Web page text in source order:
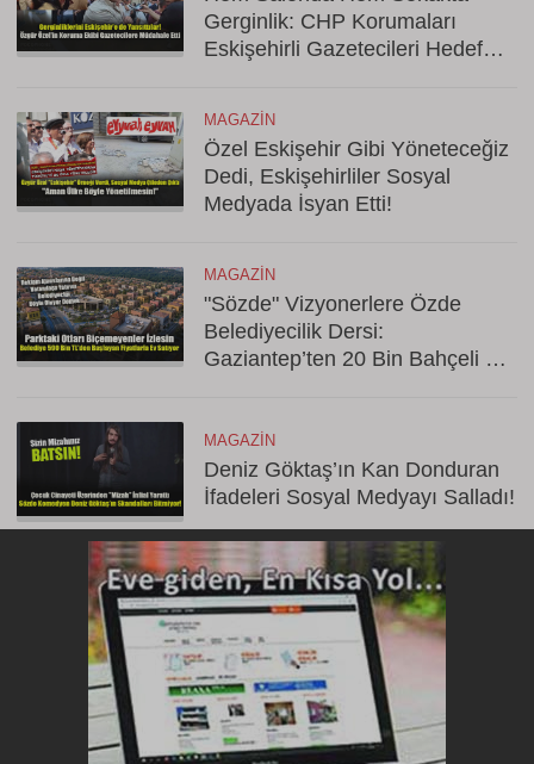
Gerginlik: CHP Korumaları
Eskişehirli Gazetecileri Hedef
MAGAZIN
Özel Eskişehir Gibi Yöneteceğiz
Dedi, Eskişehirliler Sosyal
Medyada İsyan Etti!
MAGAZIN
"Sözde" Vizyonerlere Özde
Belediyecilik Dersi:
Gaziantep’ten 20 Bin Bahçeli Ev
MAGAZIN
Deniz Göktaş’ın Kan Donduran
İfadeleri Sosyal Medyayı Salladı!